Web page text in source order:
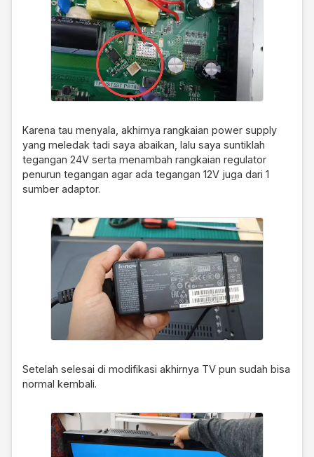
Karena tau menyala, akhirnya rangkaian power supply
yang meledak tadi saya abaikan, lalu saya suntiklah
tegangan 24V serta menambah rangkaian regulator
penurun tegangan agar ada tegangan 12V juga dari 1
sumber adaptor.
Setelah selesai di modifikasi akhirnya TV pun sudah bisa
normal kembali.